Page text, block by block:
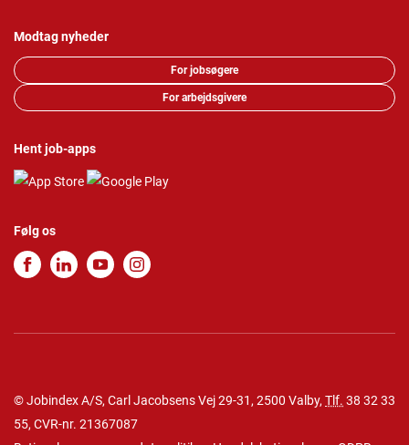
Modtag nyheder
For jobsøgere
For arbejdsgivere
Hent job-apps
Følg os
© Jobindex A/S, Carl Jacobsens Vej 29-31, 2500 Valby, Tlf. 38 32 33
55, CVR-nr. 21367087